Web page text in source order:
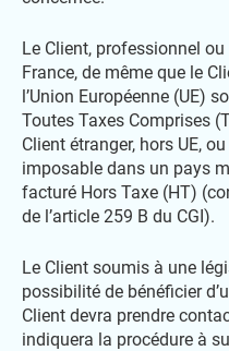
Le Client, professionnel
France, de même que le
l’Union Européenne (UE)
Toutes Taxes Comprises
Client étranger, hors UE,
imposable dans un pays
facturé Hors Taxe (HT)
de l’article 259 B du CGI).
Le Client soumis à une
possibilité de bénéficier
Client devra prendre
indiquera la procédure à